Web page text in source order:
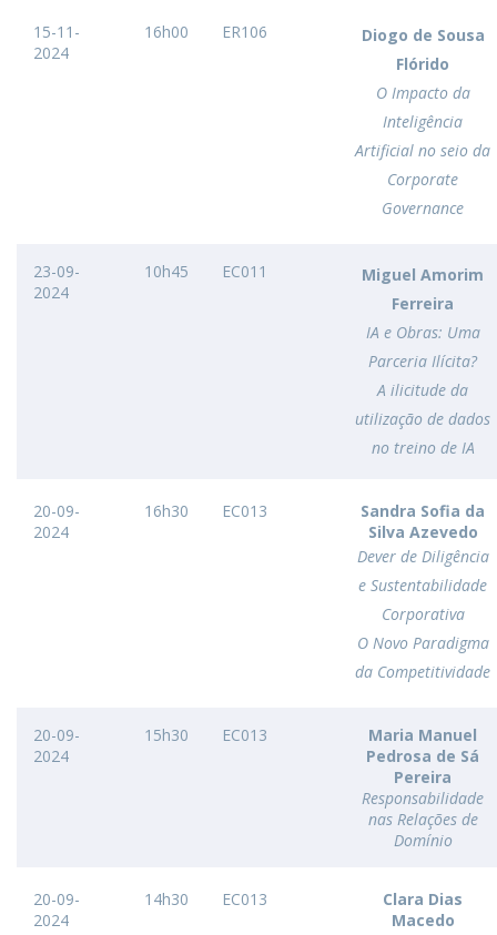
15-11-
2024
16h00 ER106
Diogo de Sousa
Flórido
O Impacto da
Inteligência
Artificial no seio da
Corporate
Governance
23-09-
2024
10h45 EC011
Miguel Amorim
Ferreira
IA e Obras: Uma
Parceria Ilícita?
A ilicitude da
utilização de dados
no treino de IA
20-09-
2024
16h30 EC013
Sandra Sofia da
Silva Azevedo
Dever de Diligência
e Sustentabilidade
Corporativa
O Novo Paradigma
da Competitividade
20-09-
2024
15h30 EC013
Maria Manuel
Pedrosa de Sá
Pereira
Responsabilidade
nas Relações de
Domínio
20-09-
2024
14h30 EC013
Clara Dias
Macedo